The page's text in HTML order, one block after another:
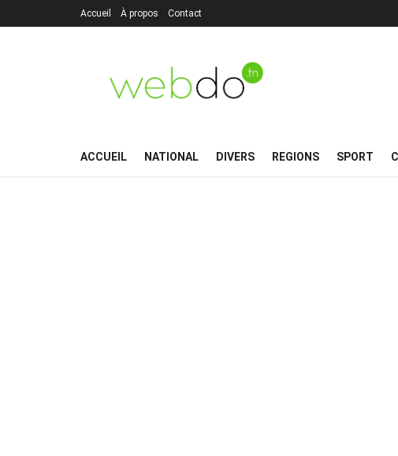
Accueil À propos Contact
ACCUEIL NATIONAL DIVERS REGIONS SPORT